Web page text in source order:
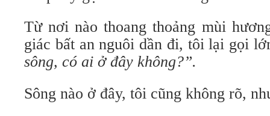
Từ nơi nào thoang thoảng mùi
giác bất an nguôi dần đi, tôi lại gọi
sông, có ai ở đây không?”.
Sông nào ở đây, tôi cũng không rõ,